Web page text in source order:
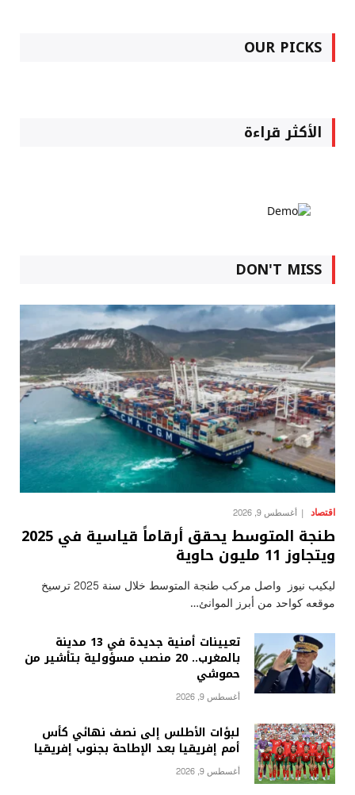
OUR PICKS
الأكثر قراءة
DON'T MISS
اقتصاد أغسطس 9, 2026
طنجة المتوسط يحقق أرقاماً قياسية في 2025
ويتجاوز 11 مليون حاوية
ليكيب نيوز واصل مركب طنجة المتوسط خلال سنة 2025 ترسيخ
موقعه كواحد من أبرز الموانئ…
تعيينات أمنية جديدة في 13 مدينة
بالمغرب.. 20 منصب مسؤولية بتأشير من
حموشي
أغسطس 9, 2026
لبؤات الأطلس إلى نصف نهائي كأس
أمم إفريقيا بعد الإطاحة بجنوب إفريقيا
أغسطس 9, 2026